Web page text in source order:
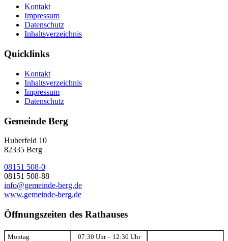
Kontakt
Impressum
Datenschutz
Inhaltsverzeichnis
Quicklinks
Kontakt
Inhaltsverzeichnis
Impressum
Datenschutz
Gemeinde Berg
Huberfeld 10
82335 Berg
08151 508-0
08151 508-88
info@gemeinde-berg.de
www.gemeinde-berg.de
Öffnungszeiten des Rathauses
Montag 07:30 Uhr – 12:30 Uhr